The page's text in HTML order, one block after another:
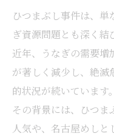
ひつまぶし事件は、
ぎ資源問題とも深く結
近年、うなぎの需要増
が著しく減少し、絶
的状況が続いています。
その背景には、ひつ
人気や、名古屋めし